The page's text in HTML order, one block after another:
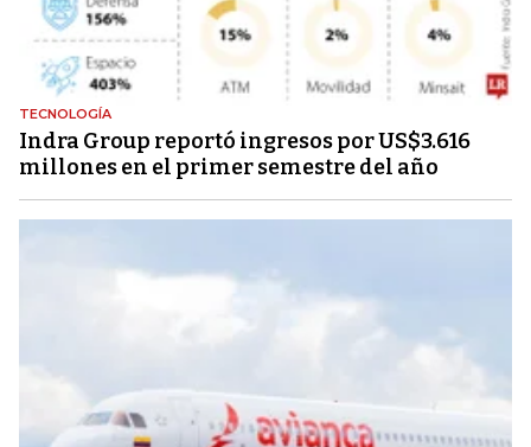
TECNOLOGÍA
Indra Group reportó ingresos por US$3.616
millones en el primer semestre del año